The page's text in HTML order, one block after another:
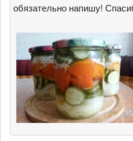
обязательно напишу!